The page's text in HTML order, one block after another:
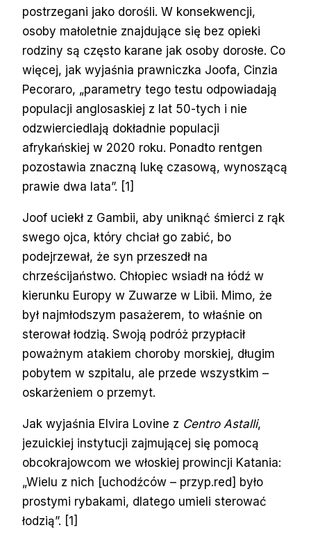
postrzegani jako dorośli. W konsekwencji,
osoby małoletnie znajdujące się bez opieki
rodziny są często karane jak osoby dorosłe. Co
więcej, jak wyjaśnia prawniczka Joofa, Cinzia
Pecoraro, „parametry tego testu odpowiadają
populacji anglosaskiej z lat 50-tych i nie
odzwierciedlają dokładnie populacji
afrykańskiej w 2020 roku. Ponadto rentgen
pozostawia znaczną lukę czasową, wynoszącą
prawie dwa lata”. [1]
Joof uciekł z Gambii, aby uniknąć śmierci z rąk
swego ojca, który chciał go zabić, bo
podejrzewał, że syn przeszedł na
chrześcijaństwo. Chłopiec wsiadł na łódź w
kierunku Europy w Zuwarze w Libii. Mimo, że
był najmłodszym pasażerem, to właśnie on
sterował łodzią. Swoją podróż przypłacił
poważnym atakiem choroby morskiej, długim
pobytem w szpitalu, ale przede wszystkim –
oskarżeniem o przemyt.
Jak wyjaśnia Elvira Lovine z Centro Astalli,
jezuickiej instytucji zajmującej się pomocą
obcokrajowcom we włoskiej prowincji Katania:
„Wielu z nich [uchodźców – przyp.red] było
prostymi rybakami, dlatego umieli sterować
łodzią”. [1]